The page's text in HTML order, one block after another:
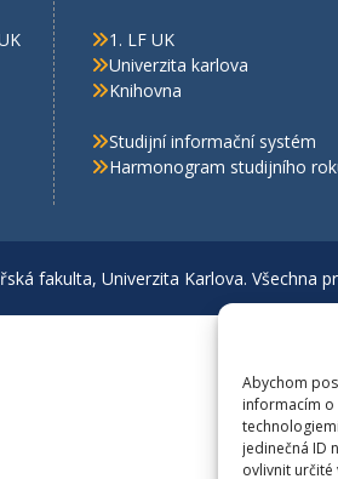
Abychom
informacím o
jedinečná ID
ovlivnit určité
1. LF UK
Univerzita karlova
Knihovna
Studijní informační systém
Harmonogram studijního
fakulta, Univerzita Karlova. Všechna